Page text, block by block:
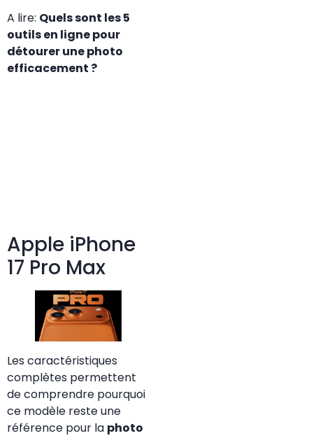
A lire: Quels sont les 5
outils en ligne pour
détourer une photo
efficacement ?
Apple iPhone
17 Pro Max
Les caractéristiques
complètes permettent
de comprendre pourquoi
ce modèle reste une
référence pour la photo